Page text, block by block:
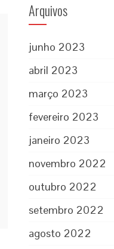
Arquivos
junho 2023
abril 2023
março 2023
fevereiro 2023
janeiro 2023
novembro 2022
outubro 2022
setembro 2022
agosto 2022